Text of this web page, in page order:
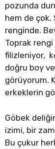
pozunda
hem de çok.
renginde.
Toprak
filizleniyor,
doğru boy
görüyorum.
erkeklerin
Göbek
izimi, bir
Bu çukur